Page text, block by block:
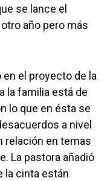
se lance el
año pero más
el proyecto de la
la familia está de
lo que en ésta se
a nivel
relación en temas
La pastora añadió
la cinta están